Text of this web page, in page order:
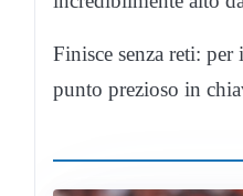
Finisce senza reti:
punto prezioso in